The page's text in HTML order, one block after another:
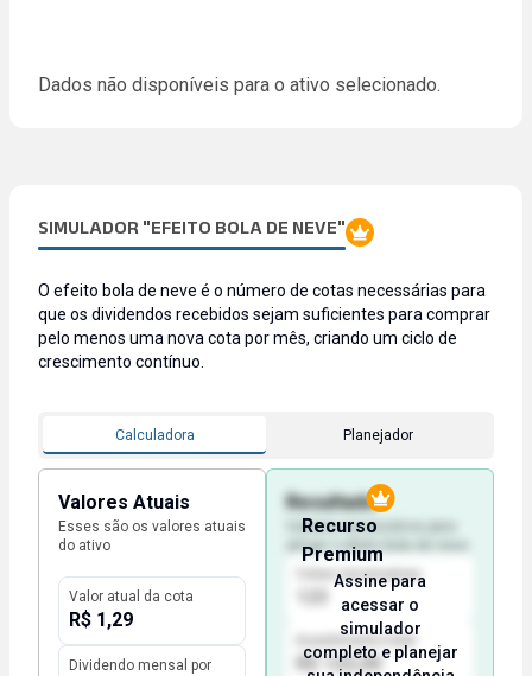
Dados não disponíveis para o ativo selecionado.
SIMULADOR "EFEITO BOLA DE NEVE"
O efeito bola de neve é o número de cotas necessárias para
que os dividendos recebidos sejam suficientes para comprar
pelo menos uma nova cota por mês, criando um ciclo de
crescimento contínuo.
Calculadora Planejador
Valores Atuais
Esses são os valores atuais
do ativo
Valor atual da cota
R$ 1,29
Dividendo mensal por
Recurso
Premium
Assine para
acessar o
simulador
completo e planejar
Resultado
Valores necessários para
atingir o efeito bola de neve
Cotas necessárias
R$ 123,00